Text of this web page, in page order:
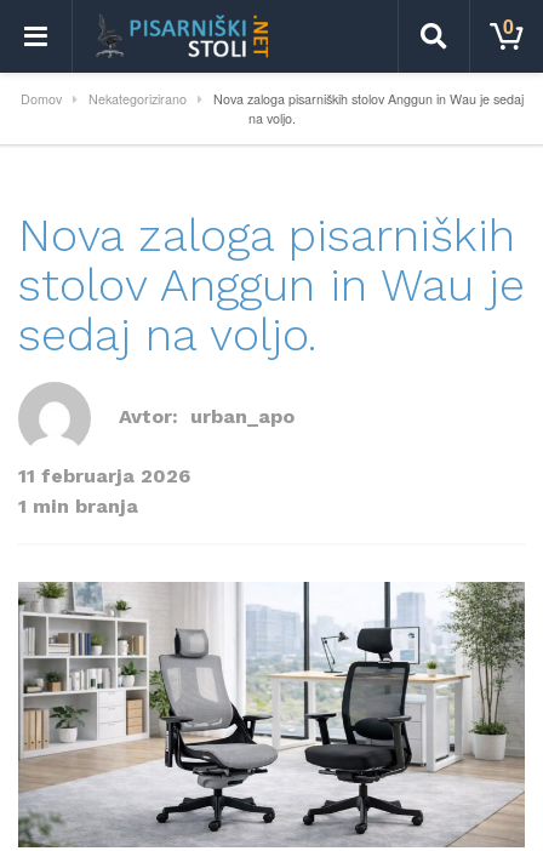
0
Domov Nekategorizirano
Nova zaloga pisarniških stolov Anggun in Wau je sedaj
na voljo.
Nova zaloga pisarniških
stolov Anggun in Wau je
sedaj na voljo.
Avtor: urban_apo
11 februarja 2026
1 min branja